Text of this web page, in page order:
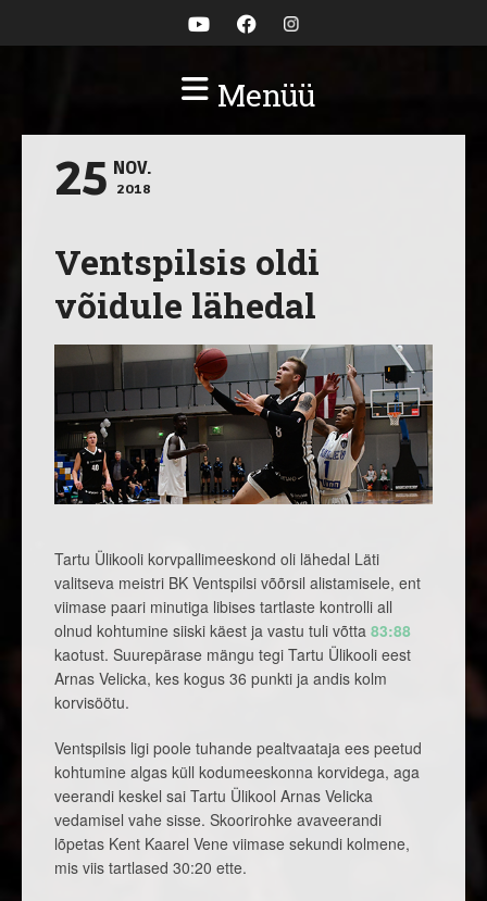
Menüü
25 NOV.
2018
Ventspilsis oldi
võidule lähedal
Tartu Ülikooli korvpallimeeskond oli lähedal Läti
valitseva meistri BK Ventspilsi võõrsil alistamisele, ent
viimase paari minutiga libises tartlaste kontrolli all
olnud kohtumine siiski käest ja vastu tuli võtta 83:88
kaotust. Suurepärase mängu tegi Tartu Ülikooli eest
Arnas Velicka, kes kogus 36 punkti ja andis kolm
korvisöötu.
Ventspilsis ligi poole tuhande pealtvaataja ees peetud
kohtumine algas küll kodumeeskonna korvidega, aga
veerandi keskel sai Tartu Ülikool Arnas Velicka
vedamisel vahe sisse. Skoorirohke avaveerandi
lõpetas Kent Kaarel Vene viimase sekundi kolmene,
mis viis tartlased 30:20 ette.